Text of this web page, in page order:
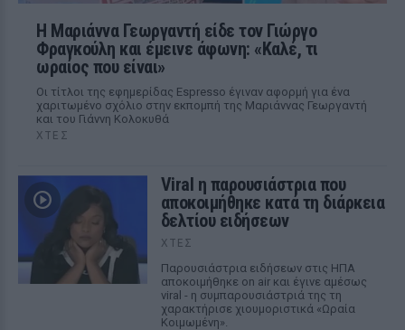
Η Μαριάννα Γεωργαντή είδε τον Γιώργο
Φραγκούλη και έμεινε άφωνη: «Καλέ, τι
ωραίος που είναι»
Οι τίτλοι της εφημερίδας Espresso έγιναν αφορμή για ένα
χαριτωμένο σχόλιο στην εκπομπή της Μαριάννας Γεωργαντή
και του Γιάννη Κολοκυθά
ΧΤΕΣ
Viral η παρουσιάστρια που
αποκοιμήθηκε κατά τη διάρκεια
δελτίου ειδήσεων
ΧΤΕΣ
Παρουσιάστρια ειδήσεων στις ΗΠΑ
αποκοιμήθηκε on air και έγινε αμέσως
viral - η συμπαρουσιάστριά της τη
χαρακτήρισε χιουμοριστικά «Ωραία
Κοιμωμένη».